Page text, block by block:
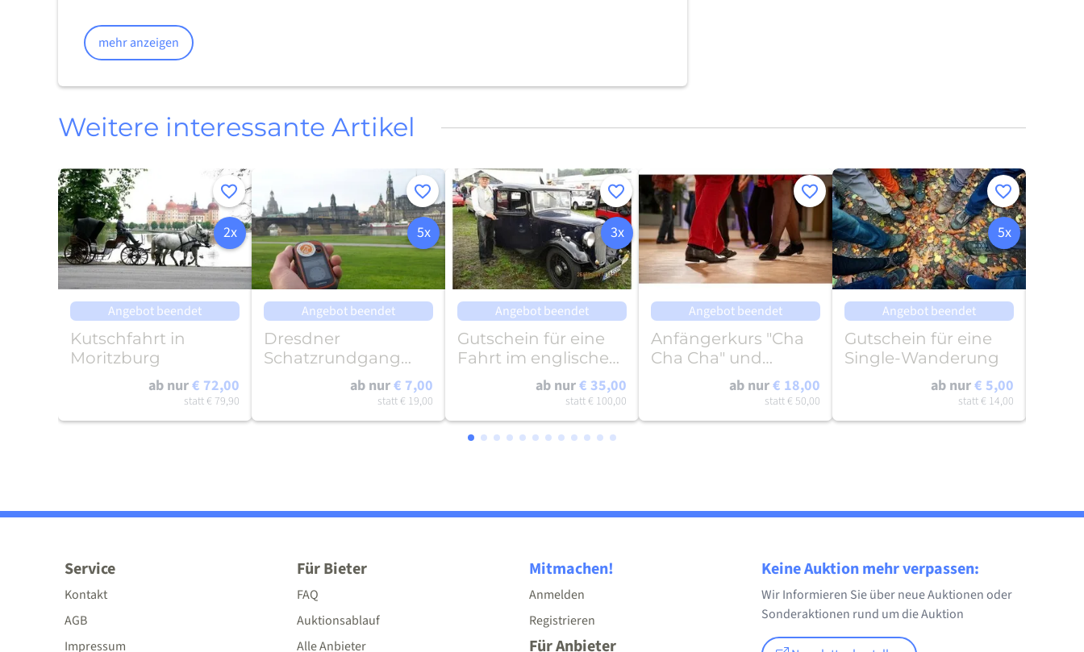
mehr anzeigen
Weitere interessante Artikel
Merken
2x
Angebot beendet
Kutschfahrt in
Moritzburg
ab nur€ 72,00
statt€ 79,90
Merken
5x
Angebot beendet
Dresdner
Schatzrundgang
"Einzelkämpfer"
ab nur€ 7,00
statt€ 19,00
Merken
3x
Angebot beendet
Gutschein für eine
Fahrt im englischen
ab nur€ 35,00
statt€ 100,00
Merken
Angebot beendet
Anfängerkurs "Cha
Cha Cha" und
"Rumba" für 2
ab nur€ 18,00
statt€ 50,00
Merken
5x
Angebot beendet
Gutschein für eine
Single-Wanderung
ab nur€ 5,00
statt€ 14,00
Service
Kontakt
AGB
Impressum
Für Bieter
FAQ
Auktionsablauf
Alle Anbieter
Mitmachen!
Anmelden
Registrieren
Für Anbieter
Keine Auktion mehr verpassen:
Wir Informieren Sie über neue Auktionen oder
Sonderaktionen rund um die Auktion